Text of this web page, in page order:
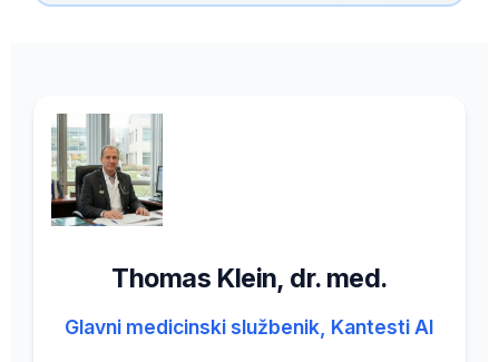
Thomas Klein, dr. med.
Glavni medicinski službenik, Kantesti AI